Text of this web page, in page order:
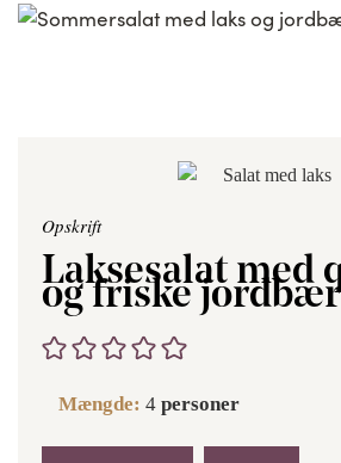
Opskrift
Laksesalat med
og friske jordbær
Mængde: 4 personer